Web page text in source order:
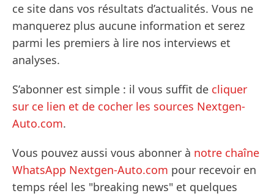
ce site dans vos résultats d’actualités. Vous ne
manquerez plus aucune information et serez
parmi les premiers à lire nos interviews et
analyses.
S’abonner est simple : il vous suffit de cliquer
sur ce lien et de cocher les sources Nextgen-
Auto.com.
Vous pouvez aussi vous abonner à notre chaîne
WhatsApp Nextgen-Auto.com pour recevoir en
temps réel les "breaking news" et quelques